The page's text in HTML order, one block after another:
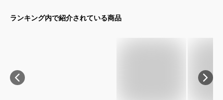
ランキング内で紹介されている商品